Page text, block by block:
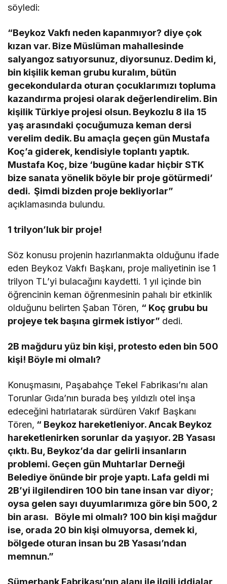
söyledi:
“Beykoz Vakfı neden kapanmıyor? diye çok
kızan var. Bize Müslüman mahallesinde
salyangoz satıyorsunuz, diyorsunuz. Dedim ki,
bin kişilik keman grubu kuralım, bütün
gecekondularda oturan çocuklarımızı topluma
kazandırma projesi olarak değerlendirelim. Bin
kişilik Türkiye projesi olsun. Beykozlu 8 ila 15
yaş arasındaki çocuğumuza keman dersi
verelim dedik. Bu amaçla geçen gün Mustafa
Koç’a giderek, kendisiyle toplantı yaptık.
Mustafa Koç, bize ‘bugüne kadar hiçbir STK
bize sanata yönelik böyle bir proje götürmedi’
dedi. Şimdi bizden proje bekliyorlar”
açıklamasında bulundu.
1 trilyon’luk bir proje!
Söz konusu projenin hazırlanmakta olduğunu ifade
eden Beykoz Vakfı Başkanı, proje maliyetinin ise 1
trilyon TL’yi bulacağını kaydetti. 1 yıl içinde bin
öğrencinin keman öğrenmesinin pahalı bir etkinlik
olduğunu belirten Şaban Tören, “ Koç grubu bu
projeye tek başına girmek istiyor” dedi.
2B mağduru yüz bin kişi, protesto eden bin 500
kişi! Böyle mi olmalı?
Konuşmasını, Paşabahçe Tekel Fabrikası’nı alan
Torunlar Gıda’nın burada beş yıldızlı otel inşa
edeceğini hatırlatarak sürdüren Vakıf Başkanı
Tören, “ Beykoz hareketleniyor. Ancak Beykoz
hareketlenirken sorunlar da yaşıyor. 2B Yasası
çıktı. Bu, Beykoz’da dar gelirli insanların
problemi. Geçen gün Muhtarlar Derneği
Belediye önünde bir proje yaptı. Lafa geldi mi
2B’yi ilgilendiren 100 bin tane insan var diyor;
oysa gelen sayı duyumlarımıza göre bin 500, 2
bin arası. Böyle mi olmalı? 100 bin kişi mağdur
ise, orada 20 bin kişi olmuyorsa, demek ki,
bölgede oturan insan bu 2B Yasası’ndan
memnun.”
Sümerbank Fabrikası’nın alanı ile ilgili iddialar